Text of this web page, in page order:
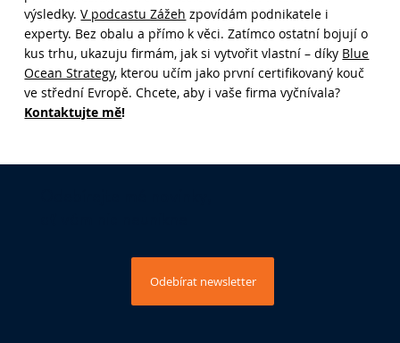
Jak může AI zničit důvěru ve vaši firmu:
Jan Romportl (#241)
výsledky.V podcastu Zážeh zpovídám podnikatele i
experty. Bez obalu a přímo k věci. Zatímco ostatní bojují o
kus trhu, ukazuju firmám, jak si vytvořit vlastní – díky Blue
Ocean Strategy, kterou učím jako první certifikovaný kouč
ve střední Evropě. Chcete, aby i vaše firma vyčnívala?
Kontaktujte mě!
Odebírat newsletter